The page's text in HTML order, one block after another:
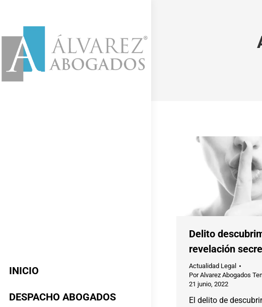
INICIO
DESPACHO ABOGADOS
Delito
revelación
Actualidad Legal
PorAlvarez Abogados
21 junio, 2022
El delito de